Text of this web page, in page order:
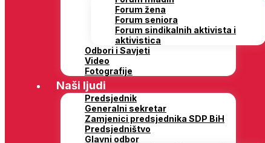
Forum žena
Forum seniora
Forum sindikalnih aktivista i
aktivistica
Odbori i Savjeti
Video
Fotografije
Naši ljudi
Predsjednik
Generalni sekretar
Zamjenici predsjednika SDP BiH
Predsjedništvo
Glavni odbor